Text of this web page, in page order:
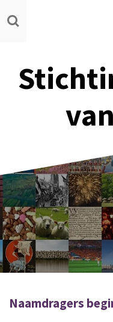
Ga
direct
hoofdinhoud
Naamdragers